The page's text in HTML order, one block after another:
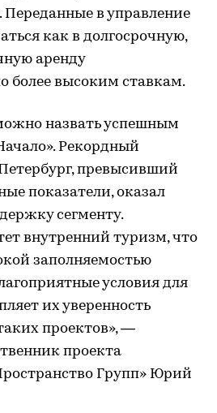
в управление
как в долгосрочную,
аренду
более высоким ставкам.
назвать успешным
Рекордный
превысивший
показатели, оказал
сегменту.
внутренний туризм, что
заполняемостью
условия для
их уверенность
проектов», —
проекта
Групп» Юрий